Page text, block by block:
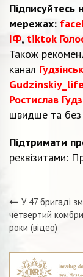
Підписуйтесь
мережах:
ІФ, tiktok
Також
канал
Gudzinskiy_life
Ростислав
швидше та без
Підтримати
реквізитами:
записів
У 47 бригаді
четвертий
роки (відео)